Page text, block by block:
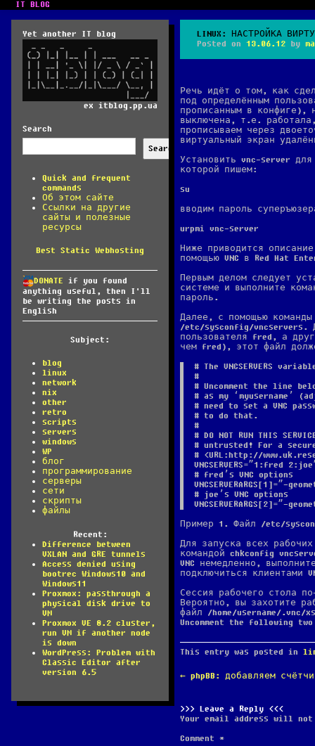
IT BLOG
Yet another IT blog
ex itblog.pp.ua
Search
Search
Quick and frequent
commands
Об этом сайте
Ссылки на другие
сайты и полезные
ресурсы
Best Static Webhosting
DONATE if you found
anything useful, then I'll
be writing the posts in
English
Subject:
blog
linux
network
nix
other
retro
scripts
servers
windows
WP
блог
программирование
серверы
сети
скрипты
файлы
Recent:
Difference between
VXLAN and GRE tunnels
Access denied using
bootrec Windows10 and
Windows11
Proxmox: passthrough a
physical disk drive to
VM
Proxmox VE 8.2 cluster,
run VM if another node
is down
WordPress: Problem with
Classic Editor after
version 6.5
LINUX: НАСТРОЙКА
Posted on 13.06.12 by
Речь идёт о том, как
под определённым
прописанным в конфиге),
выключена, т.е.
прописываем через
виртуальный экран
Установить vnc-server
которой пишем:
su
вводим пароль
urpmi vnc-server
Ниже приводится
помощью VNC в Red Hat
Первым делом следует
системе и выполните
пароль.
Далее, с помощью
/etc/sysconfig/vncservers.
пользователя fred, а
чем fred), этот файл
# The VNCSERVERS
#
# Uncomment the line
# as my ‘myusername’
# need to set a VNC
# to do that.
#
# DO NOT RUN THIS
# untrusted! For a
# <URL:http://
VNCSERVERS=”1:fred
# fred’s VNC options
VNCSERVERARGS[1]=”-
# joe’s VNC options
VNCSERVERARGS[2]=”-
Пример 1. Файл /etc/
Для запуска всех
командой chkconfig
VNC немедленно,
подключиться
Сессия рабочего стола
Вероятно, вы захотите
файл /home/username/
Uncomment the following
This entry was posted in
POST
← phpBB: добавляем
Leave a Reply
Your email address will
Comment *